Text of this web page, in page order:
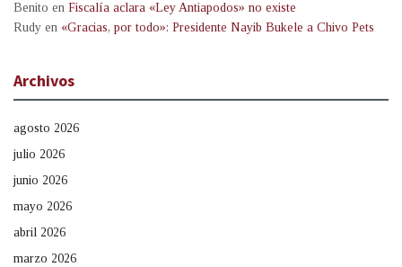
Benito en Fiscalía aclara «Ley Antiapodos» no existe
Rudy en «Gracias, por todo»: Presidente Nayib Bukele a Chivo Pets
Archivos
agosto 2026
julio 2026
junio 2026
mayo 2026
abril 2026
marzo 2026